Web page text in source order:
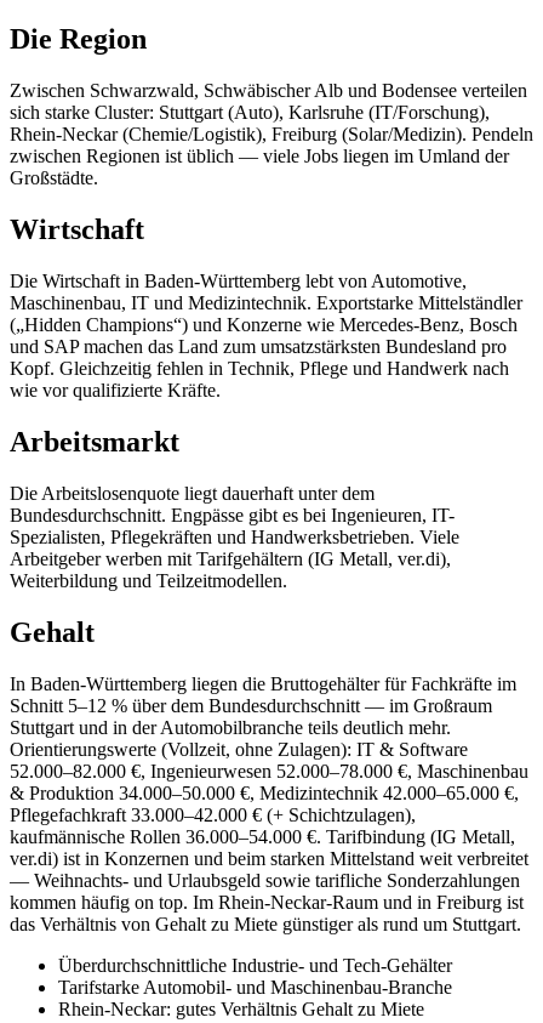
Die Region
Zwischen Schwarzwald, Schwäbischer Alb und Bodensee verteilen
sich starke Cluster: Stuttgart (Auto), Karlsruhe (IT/Forschung),
Rhein-Neckar (Chemie/Logistik), Freiburg (Solar/Medizin). Pendeln
zwischen Regionen ist üblich — viele Jobs liegen im Umland der
Großstädte.
Wirtschaft
Die Wirtschaft in Baden-Württemberg lebt von Automotive,
Maschinenbau, IT und Medizintechnik. Exportstarke Mittelständler
(„Hidden Champions“) und Konzerne wie Mercedes-Benz, Bosch
und SAP machen das Land zum umsatzstärksten Bundesland pro
Kopf. Gleichzeitig fehlen in Technik, Pflege und Handwerk nach
wie vor qualifizierte Kräfte.
Arbeitsmarkt
Die Arbeitslosenquote liegt dauerhaft unter dem
Bundesdurchschnitt. Engpässe gibt es bei Ingenieuren, IT-
Spezialisten, Pflegekräften und Handwerksbetrieben. Viele
Arbeitgeber werben mit Tarifgehältern (IG Metall, ver.di),
Weiterbildung und Teilzeitmodellen.
Gehalt
In Baden-Württemberg liegen die Bruttogehälter für Fachkräfte im
Schnitt 5–12 % über dem Bundesdurchschnitt — im Großraum
Stuttgart und in der Automobilbranche teils deutlich mehr.
Orientierungswerte (Vollzeit, ohne Zulagen): IT & Software
52.000–82.000 €, Ingenieurwesen 52.000–78.000 €, Maschinenbau
& Produktion 34.000–50.000 €, Medizintechnik 42.000–65.000 €,
Pflegefachkraft 33.000–42.000 € (+ Schichtzulagen),
kaufmännische Rollen 36.000–54.000 €. Tarifbindung (IG Metall,
ver.di) ist in Konzernen und beim starken Mittelstand weit verbreitet
— Weihnachts- und Urlaubsgeld sowie tarifliche Sonderzahlungen
kommen häufig on top. Im Rhein-Neckar-Raum und in Freiburg ist
das Verhältnis von Gehalt zu Miete günstiger als rund um Stuttgart.
Überdurchschnittliche Industrie- und Tech-Gehälter
Tarifstarke Automobil- und Maschinenbau-Branche
Rhein-Neckar: gutes Verhältnis Gehalt zu Miete